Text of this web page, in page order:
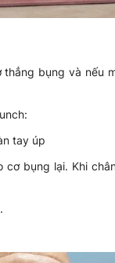
bụng và nếu
tay úp
bụng lại. Khi